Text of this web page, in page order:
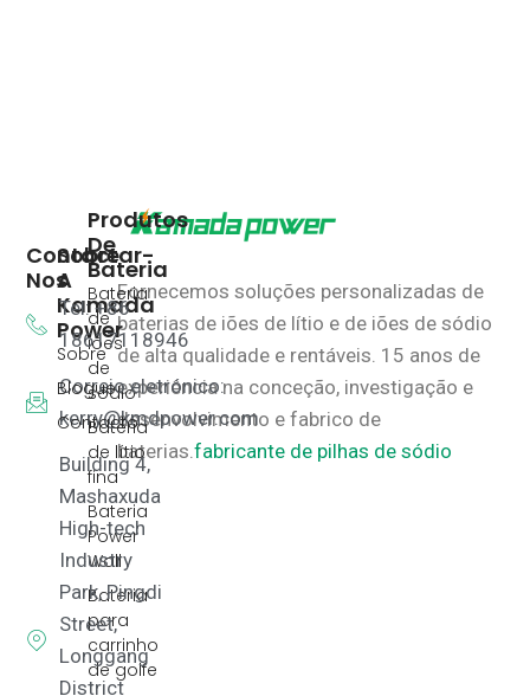
Fornecemos soluções personalizadas de
baterias de iões de lítio e de iões de sódio
de alta qualidade e rentáveis. 15 anos de
experiência na conceção, investigação e
desenvolvimento e fabrico de
baterias.fabricante de pilhas de sódio
Produtos
De
Bateria
Bateria
de
iões
de
sódio
Bateria
de lítio
fina
Bateria
Power
Wall
Bateria
para
carrinho
de golfe
Sobre
A
Kamada
Power
Sobre
Blogue
Contacto
Contactar-
Nos
Tel: +86
18617118946
Correio eletrónico:
kerry@kmdpower.com
Building 4,
Mashaxuda
High-tech
Industry
Park, Pingdi
Street,
Longgang
District